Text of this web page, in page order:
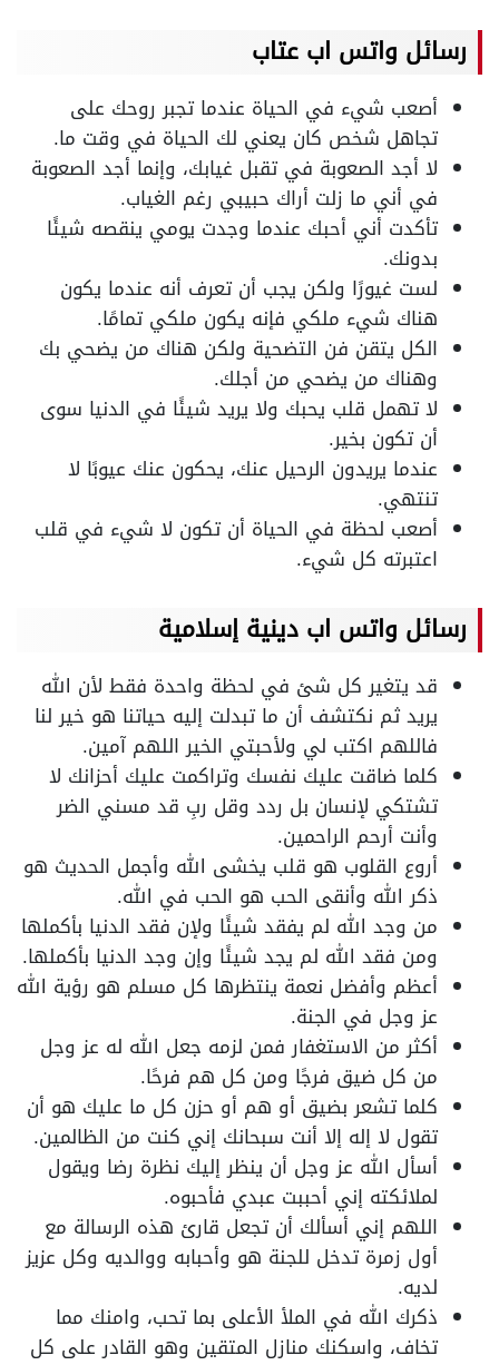
رسائل واتس اب عتاب
أصعب شيء في الحياة عندما تجبر روحك على
تجاهل شخص كان يعني لك الحياة في وقت ما.
لا أجد الصعوبة في تقبل غيابك، وإنما أجد الصعوبة
في أني ما زلت أراك حبيبي رغم الغياب.
تأكدت أني أحبك عندما وجدت يومي ينقصه شيئًا
بدونك.
لست غيورًا ولكن يجب أن تعرف أنه عندما يكون
هناك شيء ملكي فإنه يكون ملكي تمامًا.
الكل يتقن فن التضحية ولكن هناك من يضحي بك
وهناك من يضحي من أجلك.
لا تهمل قلب يحبك ولا يريد شيئًا في الدنيا سوى
أن تكون بخير.
عندما يريدون الرحيل عنك، يحكون عنك عيوبًا لا
تنتهي.
أصعب لحظة في الحياة أن تكون لا شيء في قلب
اعتبرته كل شيء.
رسائل واتس اب دينية إسلامية
قد يتغير كل شئ في لحظة واحدة فقط لأن الله
يريد ثم نكتشف أن ما تبدلت إليه حياتنا هو خير لنا
فاللهم اكتب لي ولأحبتي الخير اللهم آمين.
كلما ضاقت عليك نفسك وتراكمت عليك أحزانك لا
تشتكي لإنسان بل ردد وقل ربِ قد مسني الضر
وأنت أرحم الراحمين.
أروع القلوب هو قلب يخشى الله وأجمل الحديث هو
ذكر الله وأنقى الحب هو الحب في الله.
من وجد الله لم يفقد شيئًا ولإن فقد الدنيا بأكملها
ومن فقد الله لم يجد شيئًا وإن وجد الدنيا بأكملها.
أعظم وأفضل نعمة ينتظرها كل مسلم هو رؤية الله
عز وجل في الجنة.
أكثر من الاستغفار فمن لزمه جعل الله له عز وجل
من كل ضيق فرجًا ومن كل هم فرحًا.
كلما تشعر بضيق أو هم أو حزن كل ما عليك هو أن
تقول لا إله إلا أنت سبحانك إني كنت من الظالمين.
أسأل الله عز وجل أن ينظر إليك نظرة رضا ويقول
لملائكته إني أحببت عبدي فأحبوه.
اللهم إني أسألك أن تجعل قارئ هذه الرسالة مع
أول زمرة تدخل للجنة هو وأحبابه ووالديه وكل عزيز
لديه.
ذكرك الله في الملأ الأعلى بما تحب، وامنك مما
تخاف، واسكنك منازل المتقين وهو القادر على كل